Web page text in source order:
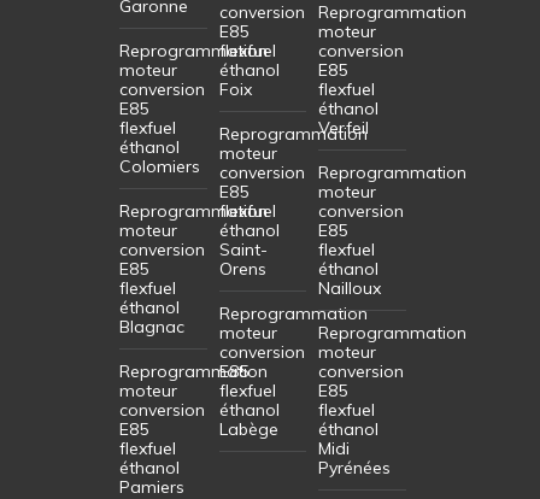
Garonne
Reprogrammation
moteur
conversion
E85
flexfuel
éthanol
Colomiers
Reprogrammation
moteur
conversion
E85
flexfuel
éthanol
Blagnac
Reprogrammation
moteur
conversion
E85
flexfuel
éthanol
Pamiers
conversion
E85
flexfuel
éthanol
Foix
Reprogrammation
moteur
conversion
E85
flexfuel
éthanol
Saint-
Orens
Reprogrammation
moteur
conversion
E85
flexfuel
éthanol
Labège
Reprogrammation
moteur
conversion
E85
flexfuel
éthanol
Verfeil
Reprogrammation
moteur
conversion
E85
flexfuel
éthanol
Nailloux
Reprogrammation
moteur
conversion
E85
flexfuel
éthanol
Midi
Pyrénées